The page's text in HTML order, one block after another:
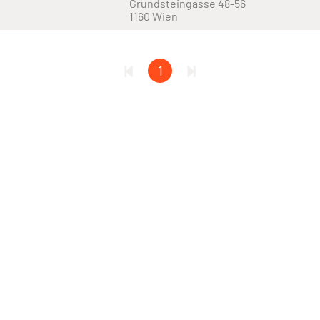
Grundsteingasse 48-56
1160 Wien
1